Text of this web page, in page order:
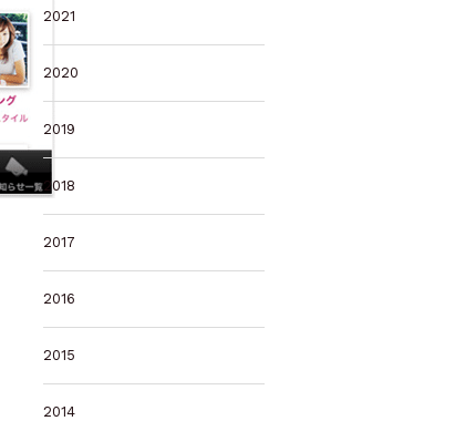
2021
2020
2019
2018
2017
2016
2015
2014